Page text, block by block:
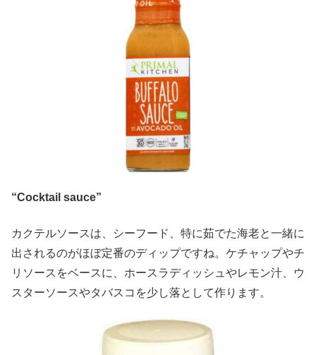
“Cocktail sauce”
カクテルソースは、シーフード、特に茹でた海老と一緒に
出されるのがほぼ定番のディップですね。ケチャップやチ
リソースをベースに、ホースラディッシュやレモン汁、ウ
スターソースやタバスコを少し落として作ります。